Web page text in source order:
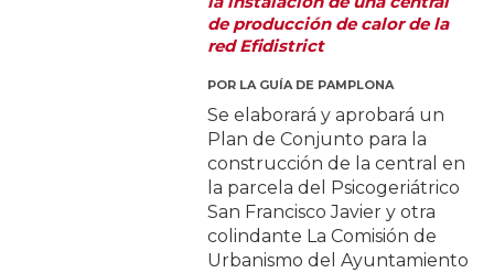
de producción de calor de la
red Efidistrict
POR LA GUÍA DE PAMPLONA
Se elaborará y aprobará un
Plan de Conjunto para la
construcción de la central en
la parcela del Psicogeriátrico
San Francisco Javier y otra
colindante La Comisión de
Urbanismo del Ayuntamiento